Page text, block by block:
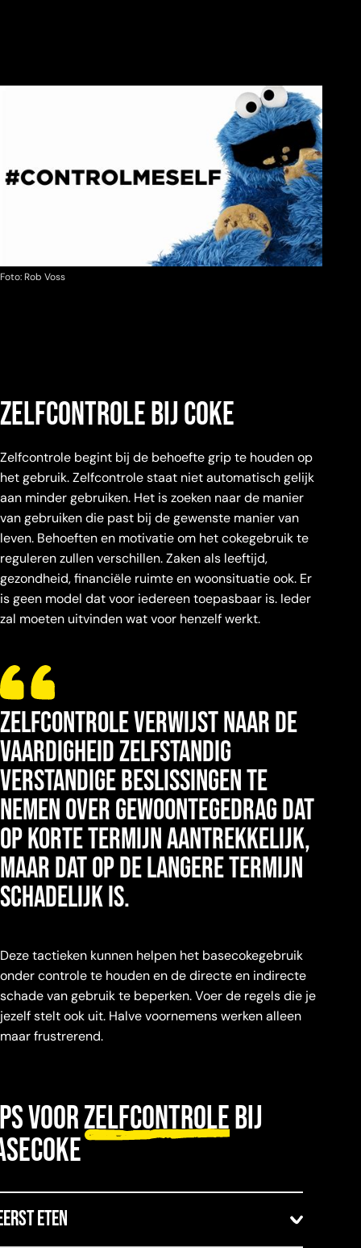
Foto: Rob Voss
Zelfcontrole bij coke
Zelfcontrole begint bij de behoefte grip te houden op
het gebruik. Zelfcontrole staat niet automatisch gelijk
aan minder gebruiken. Het is zoeken naar de manier
van gebruiken die past bij de gewenste manier van
leven. Behoeften en motivatie om het cokegebruik te
reguleren zullen verschillen. Zaken als leeftijd,
gezondheid, financiële ruimte en woonsituatie ook. Er
is geen model dat voor iedereen toepasbaar is. Ieder
zal moeten uitvinden wat voor henzelf werkt.
Zelfcontrole verwijst naar de
vaardigheid zelfstandig
verstandige beslissingen te
nemen over gewoontegedrag dat
op korte termijn aantrekkelijk,
maar dat op de langere termijn
schadelijk is.
Deze tactieken kunnen helpen het basecokegebruik
onder controle te houden en de directe en indirecte
schade van gebruik te beperken. Voer de regels die je
jezelf stelt ook uit. Halve voornemens werken alleen
maar frustrerend.
voorzelfcontrolebij
eten